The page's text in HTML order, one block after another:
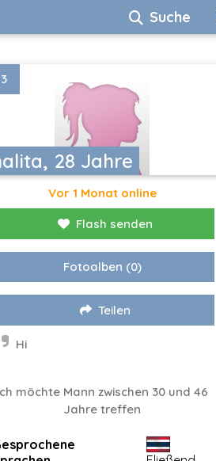
Suche
28 Jahre
3
Vor 1 Monat online
Flash senden
Fotoalben (0)
Teilen
Hi
möchte Mann zwischen 30 und 46
Jahre treffen